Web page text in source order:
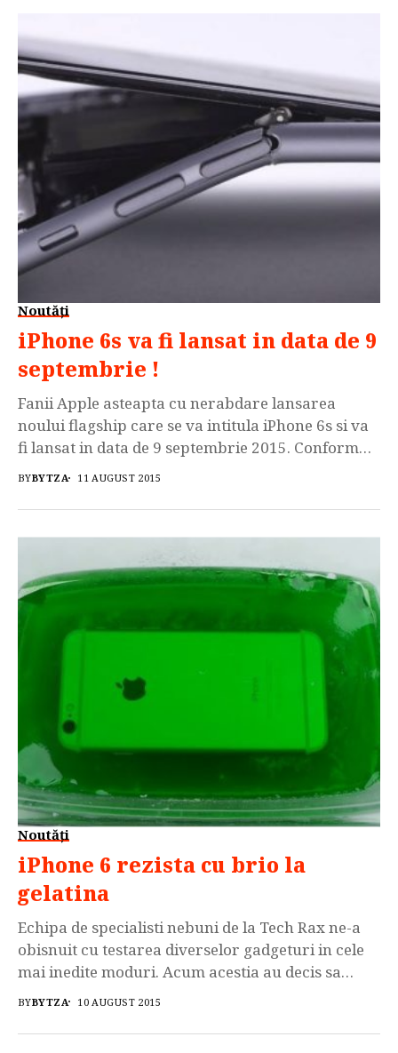
Noutăți
iPhone 6s va fi lansat in data de 9
septembrie !
Fanii Apple asteapta cu nerabdare lansarea
noului flagship care se va intitula iPhone 6s si va
fi lansat in data de 9 septembrie 2015. Conform
celor mai recente informatii iPhone 6s Plus nu se
Celebrul specialist Lewis Hilsenteger de la Unbox
Theraphy este cel care a iscat
scandalul #bendgate, in […]
BYBYTZA 11 AUGUST 2015
Noutăți
iPhone 6 rezista cu brio la
gelatina
Echipa de specialisti nebuni de la Tech Rax ne-a
obisnuit cu testarea diverselor gadgeturi in cele
mai inedite moduri. Acum acestia au decis sa
testeze daca un iPhone 6 va rezista timp de 9 ore
vizualiza in videoclipul de mai jos. Va reusi oare
BYBYTZA 10 AUGUST 2015